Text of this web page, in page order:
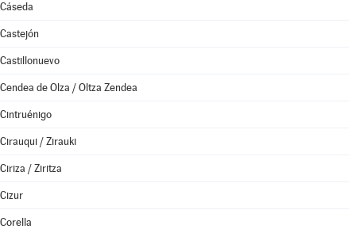
Cáseda
Castejón
Castillonuevo
Cendea de Olza / Oltza Zendea
Cintruénigo
Cirauqui / Zirauki
Ciriza / Ziritza
Cizur
Corella